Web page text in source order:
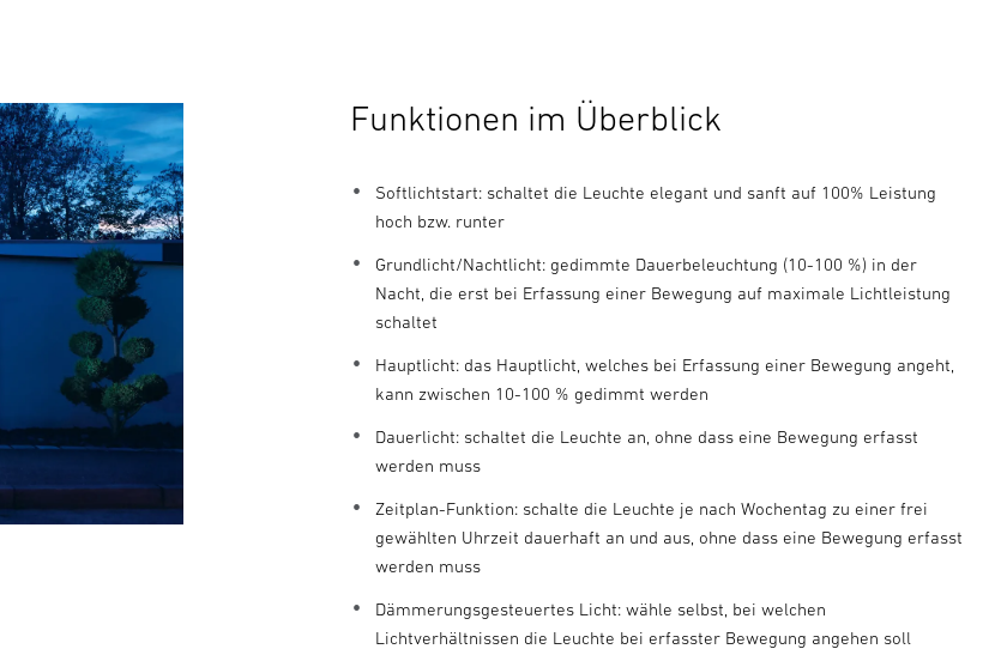
Funktionen im Überblick
Softlichtstart: schaltet die Leuchte elegant und sanft auf 100% Leistung
hoch bzw. runter
Grundlicht/Nachtlicht: gedimmte Dauerbeleuchtung (10-100 %) in der
Nacht, die erst bei Erfassung einer Bewegung auf maximale Lichtleistung
schaltet
Hauptlicht: das Hauptlicht, welches bei Erfassung einer Bewegung angeht,
kann zwischen 10-100 % gedimmt werden
Dauerlicht: schaltet die Leuchte an, ohne dass eine Bewegung erfasst
werden muss
Zeitplan-Funktion: schalte die Leuchte je nach Wochentag zu einer frei
gewählten Uhrzeit dauerhaft an und aus, ohne dass eine Bewegung erfasst
werden muss
Dämmerungsgesteuertes Licht: wähle selbst, bei welchen
Lichtverhältnissen die Leuchte bei erfasster Bewegung angehen soll